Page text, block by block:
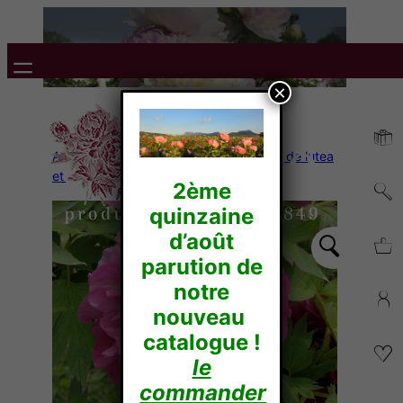
Accueil/Pivoines Arbustives/Hybride de lutea
et de Delavayi
2ème
quinzaine
d’août
parution de
notre
nouveau
catalogue !
le
commander
×